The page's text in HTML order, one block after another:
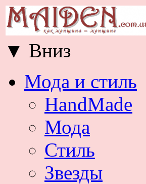
▼ Вниз
Мода и стиль
HandMade
Мода
Стиль
Звезды